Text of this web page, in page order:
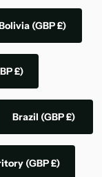
(GBP £)
£)
Brazil (GBP £)
(GBP £)